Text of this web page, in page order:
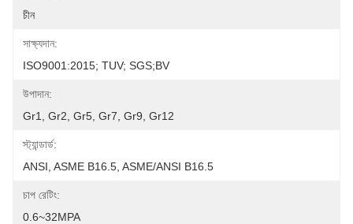
চীন
সাক্ষ্যদান:
ISO9001:2015; TUV; SGS;BV
উপাদান:
Gr1, Gr2, Gr5, Gr7, Gr9, Gr12
স্ট্যান্ডার্ড:
ANSI, ASME B16.5, ASME/ANSI B16.5
চাপ রেটিং:
0.6~32MPA